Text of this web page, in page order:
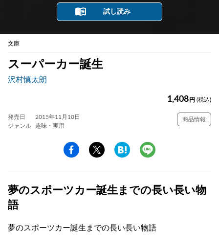
試し読み
文庫
スーパーカー誕生
沢村慎太朗
1,408 円 (税込)
発売日
2015年11月10日
ジャンル
趣味・実用
商品情報
夢のスポーツカー誕生までの長い長い物
語
夢のスポーツカー誕生までの長い長い物語